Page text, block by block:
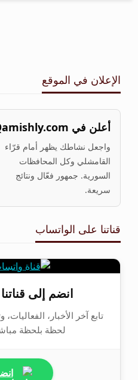
الإعلان في الموقع
أعلن في Qamishly.com
واجعل نشاطك يظهر أمام قرّاء
القامشلي وكل المحافظات
السورية. جمهور فعّال ونتائج
سريعة.
قناتنا على الواتساب
انضم إلى
تابع آخر الأخبار،
لحظة بلحظة